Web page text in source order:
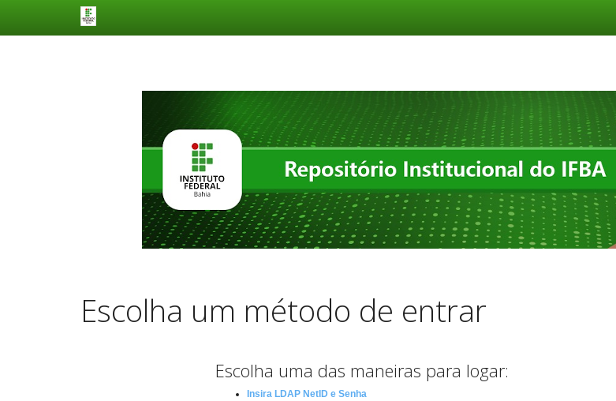
Escolha um método de entrar
Escolha uma das maneiras para logar:
Insira LDAP NetID e Senha